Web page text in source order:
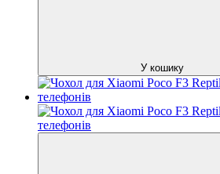
У кошику